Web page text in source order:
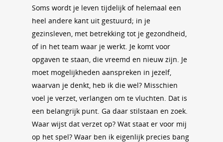
Soms wordt je leven tijdelijk of helemaal een
heel andere kant uit gestuurd; in je
gezinsleven, met betrekking tot je gezondheid,
of in het team waar je werkt. Je komt voor
opgaven te staan, die vreemd en nieuw zijn. Je
moet mogelijkheden aanspreken in jezelf,
waarvan je denkt, heb ik die wel? Misschien
voel je verzet, verlangen om te vluchten. Dat is
een belangrijk punt. Ga daar stilstaan en zoek.
Waar wijst dat verzet op? Wat staat er voor mij
op het spel? Waar ben ik eigenlijk precies bang